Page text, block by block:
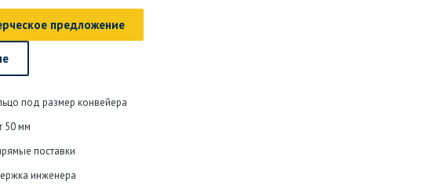
предложение
под размер конвейера
50 мм
поставки
инженера